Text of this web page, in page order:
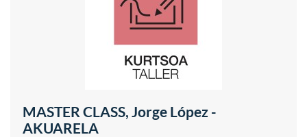
MASTER CLASS, Jorge López -
AKUARELA